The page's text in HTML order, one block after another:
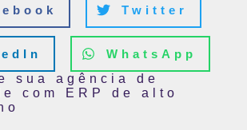
Twitter
WhatsApp
sua agência de
com ERP de alto